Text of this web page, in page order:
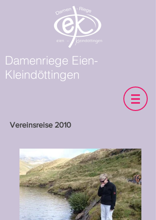
Damenriege Eien-
Kleindöttingen
Vereinsreise 2010